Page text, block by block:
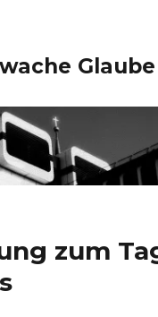
Glaube
zum